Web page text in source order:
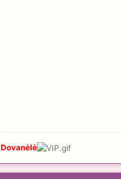
Dovanėlė